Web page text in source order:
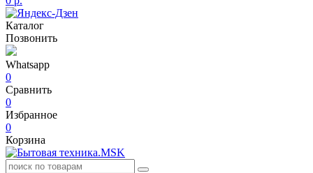
Каталог
Позвонить
Whatsapp
0
Сравнить
0
Избранное
0
Корзина